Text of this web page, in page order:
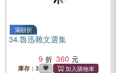
滿額折
34.魯迅雜文選集
9
360
庫存：3